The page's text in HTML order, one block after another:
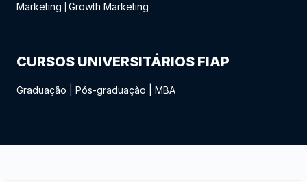
Marketing
Growth Marketing
CURSOS UNIVERSITÁRIOS FIAP
Graduação Pós-graduação MBA